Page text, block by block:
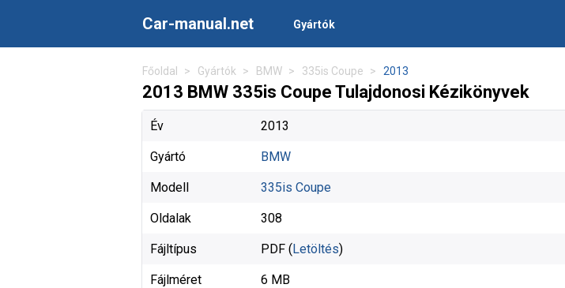
Car-manual.net Gyártók
Főoldal Gyártók BMW 335is Coupe 2013
2013 BMW 335is Coupe Tulajdonosi Kézikönyvek
Év 2013
Gyártó BMW
Modell 335is Coupe
Oldalak 308
Fájltípus PDF (Letöltés)
Fájlméret 6 MB